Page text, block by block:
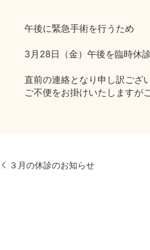
午後に緊急手術を行うため
3月28日（金）午後を臨時休
直前の連絡となり申し訳ござ
ご不便をお掛けいたしますが
３月の休診のお知らせ